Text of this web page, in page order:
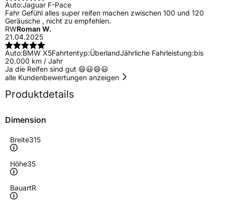
Auto:Jaguar F-Pace
Fahr Gefühl alles super reifen machen zwischen 100 und 120
Geräusche , nicht zu empfehlen.
RWRoman W.
21.04.2025
Auto:BMW X5Fahrtentyp:ÜberlandJährliche Fahrleistung:bis
20.000 km / Jahr
Ja die Reifen sind gut 😄😃😄😃
alle Kundenbewertungen anzeigen
Produktdetails
Dimension
Breite315
Höhe35
BauartR